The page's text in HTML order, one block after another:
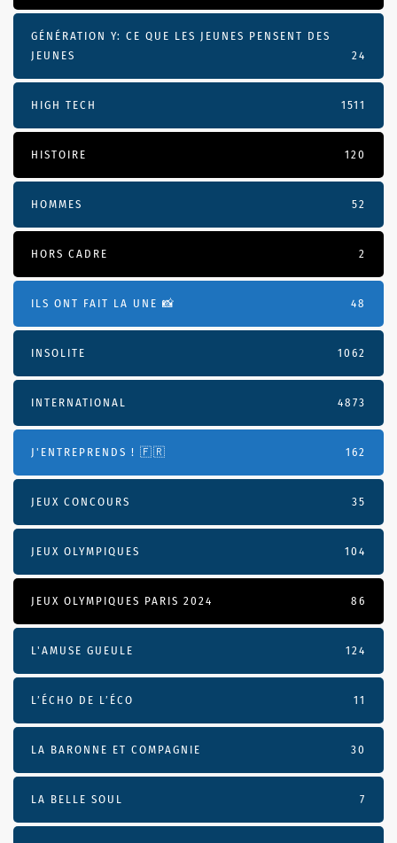
GÉNÉRATION Y: CE QUE LES JEUNES PENSENT DES
JEUNES
24
HIGH TECH 1511
HISTOIRE 120
HOMMES 52
HORS CADRE 2
ILS ONT FAIT LA UNE 📸 48
INSOLITE 1062
INTERNATIONAL 4873
J'ENTREPRENDS ! 🇫🇷 162
JEUX CONCOURS 35
JEUX OLYMPIQUES 104
JEUX OLYMPIQUES PARIS 2024 86
L'AMUSE GUEULE 124
L’ÉCHO DE L’ÉCO 11
LA BARONNE ET COMPAGNIE 30
LA BELLE SOUL 7